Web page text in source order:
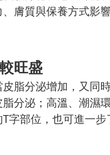
膚質與保養方式影
旺盛
脂分泌增加，又同
分泌；高溫、潮濕
字部位，也可進一步